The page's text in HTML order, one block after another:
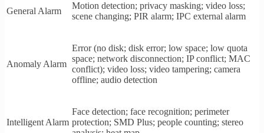
General Alarm
Motion detection; privacy masking; video loss;
scene changing; PIR alarm; IPC external alarm
Anomaly Alarm
Error (no disk; disk error; low space; low quota
space; network disconnection; IP conflict; MAC
conflict); video loss; video tampering; camera
offline; audio detection
Intelligent Alarm
Face detection; face recognition; perimeter
protection; SMD Plus; people counting; stereo